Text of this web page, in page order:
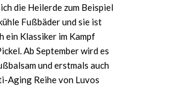
die Heilerde zum Beispiel
Fußbäder und sie ist
ein Klassiker im Kampf
Ab September wird es
und erstmals auch
Aging Reihe von Luvos